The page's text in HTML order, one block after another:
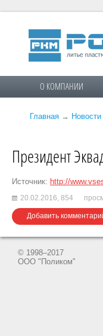
О КОМПАНИИ
Главная → Новости
Президент
Источник: http://
20.02.2016, 854
Добавить
© 1998–2017
ООО "Поликом"